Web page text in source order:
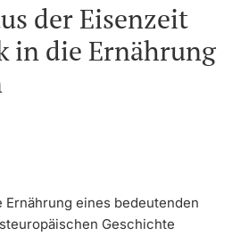
der Eisenzeit
in die Ernährung
Ernährung eines bedeutenden
Geschichte